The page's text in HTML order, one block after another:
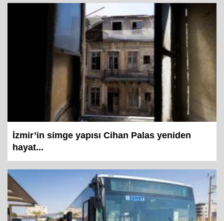
İzmir’in simge yapısı Cihan Palas yeniden
hayat...